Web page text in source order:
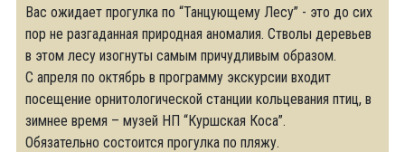
Вас ожидает прогулка по “Танцующему Лесу” - это до сих
пор не разгаданная природная аномалия. Стволы деревьев
в этом лесу изогнуты самым причудливым образом.
С апреля по октябрь в программу экскурсии входит
посещение орнитологической станции кольцевания птиц, в
зимнее время – музей НП “Куршская Коса”.
Обязательно состоится прогулка по пляжу.